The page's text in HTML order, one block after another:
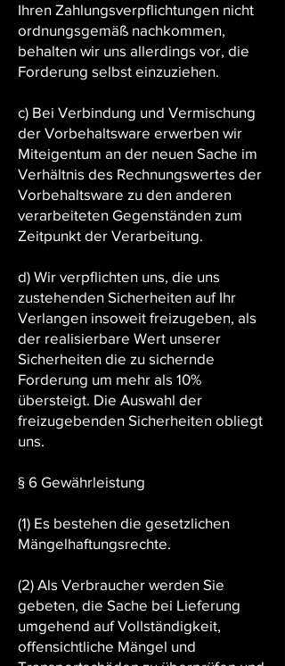
Ihren Zahlungsverpflichtungen nicht
ordnungsgemäß nachkommen,
behalten wir uns allerdings vor, die
Forderung selbst einzuziehen.
c) Bei Verbindung und Vermischung
der Vorbehaltsware erwerben wir
Miteigentum an der neuen Sache im
Verhältnis des Rechnungswertes der
Vorbehaltsware zu den anderen
verarbeiteten Gegenständen zum
Zeitpunkt der Verarbeitung.
d) Wir verpflichten uns, die uns
zustehenden Sicherheiten auf Ihr
Verlangen insoweit freizugeben, als
der realisierbare Wert unserer
Sicherheiten die zu sichernde
Forderung um mehr als 10%
übersteigt. Die Auswahl der
freizugebenden Sicherheiten obliegt
uns.
§ 6 Gewährleistung
(1) Es bestehen die gesetzlichen
Mängelhaftungsrechte.
(2) Als Verbraucher werden Sie
gebeten, die Sache bei Lieferung
umgehend auf Vollständigkeit,
offensichtliche Mängel und